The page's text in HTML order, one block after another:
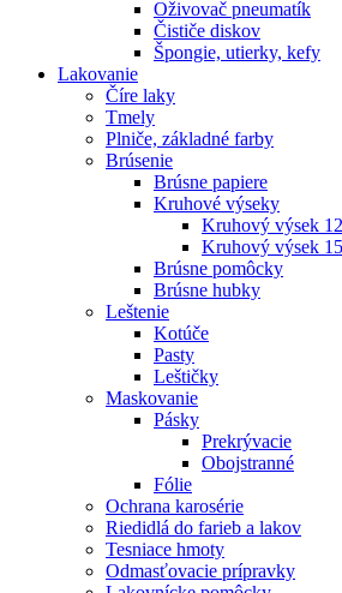
Oživovač pneumatík
Čističe diskov
Špongie, utierky, kefy
Lakovanie
Číre laky
Tmely
Plniče, základné farby
Brúsenie
Brúsne papiere
Kruhové výseky
Kruhový výsek
Kruhový výsek
Brúsne pomôcky
Brúsne hubky
Leštenie
Kotúče
Pasty
Leštičky
Maskovanie
Pásky
Prekrývacie
Obojstranné
Fólie
Ochrana karosérie
Riedidlá do farieb a lakov
Tesniace hmoty
Odmasťovacie prípravky